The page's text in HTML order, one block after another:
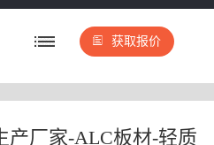
获取报价
产厂家-ALC板材-轻质